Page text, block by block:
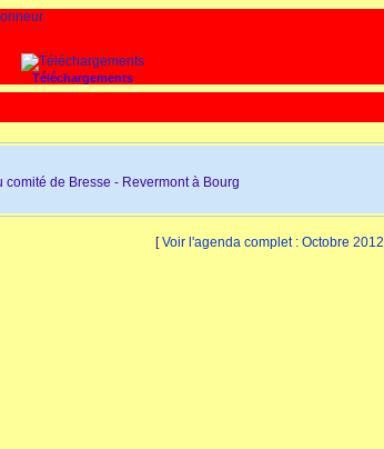
Téléchargements
de Bresse - Revermont à Bourg
[Voir l'agenda complet : Octobre 2012